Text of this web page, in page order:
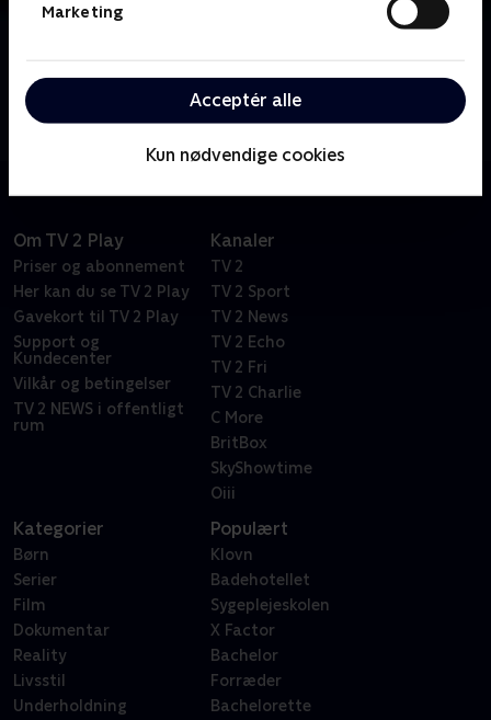
Marketing
Acceptér alle
Kun nødvendige cookies
Lasse Rimmer er vært, når to hold kendte danskere
skal bluffe, gætte, købe og sælge sig igennem en
masse loppefund i håbet om at tjene flest penge.
Om TV 2 Play
Priser og abonnement
Her kan du se TV 2 Play
Gavekort til TV 2 Play
Support og
Kundecenter
Vilkår og betingelser
TV 2 NEWS i offentligt
rum
Kanaler
TV 2
TV 2 Sport
TV 2 News
TV 2 Echo
TV 2 Fri
TV 2 Charlie
C More
BritBox
SkyShowtime
Oiii
Kategorier
Børn
Serier
Film
Dokumentar
Reality
Livsstil
Underholdning
Populært
Klovn
Badehotellet
Sygeplejeskolen
X Factor
Bachelor
Forræder
Bachelorette